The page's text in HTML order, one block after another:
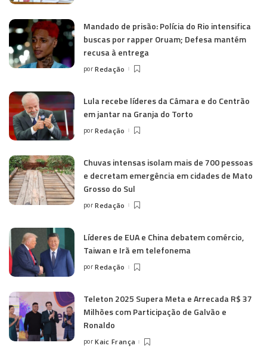
Mandado de prisão: Polícia do Rio intensifica
buscas por rapper Oruam; Defesa mantém
recusa à entrega
por Redação
Lula recebe líderes da Câmara e do Centrão
em jantar na Granja do Torto
por Redação
Chuvas intensas isolam mais de 700 pessoas
e decretam emergência em cidades de Mato
Grosso do Sul
por Redação
Líderes de EUA e China debatem comércio,
Taiwan e Irã em telefonema
por Redação
Teleton 2025 Supera Meta e Arrecada R$ 37
Milhões com Participação de Galvão e
Ronaldo
por Kaic França